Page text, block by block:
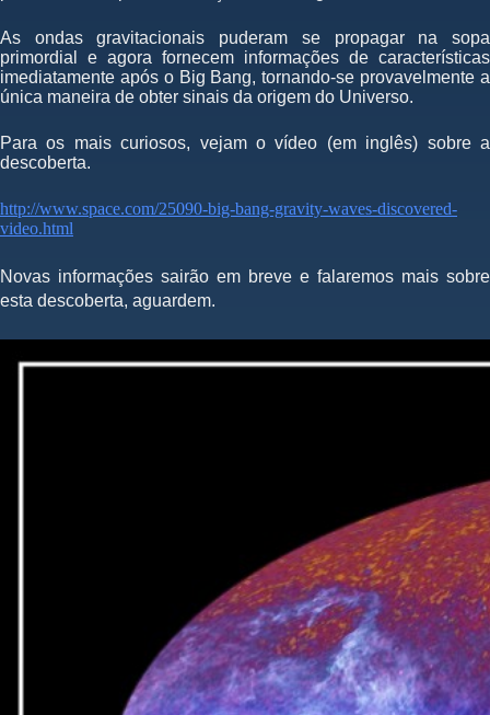
As ondas gravitacionais puderam se propagar na sopa
primordial e agora fornecem informações de características
imediatamente após o Big Bang, tornando-se provavelmente a
única maneira de obter sinais da origem do Universo.
Para os mais curiosos, vejam o vídeo (em inglês) sobre a
descoberta.
http://www.space.com/25090-big-bang-gravity-waves-discovered-
video.html
Novas informações sairão em breve e falaremos mais sobre
esta descoberta, aguardem.